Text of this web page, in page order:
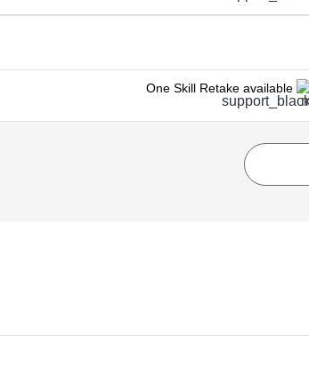
One Skill Retake available